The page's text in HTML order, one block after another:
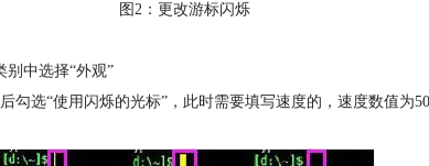
图2：更改游标闪烁
别中选择“外观”
勾选“使用闪烁的光标”，此时需要填写速度的，速度数值为